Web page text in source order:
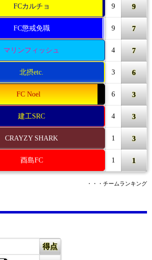
FCカルチョ 9 9
FC懲戒免職 9 7
マリンフィッシュ 4 7
北摂etc. 3 6
FC Noel 6 3
建工SRC 4 3
CRAYZY SHARK 1 3
酉島FC 1 1
・・・チームランキング
得点